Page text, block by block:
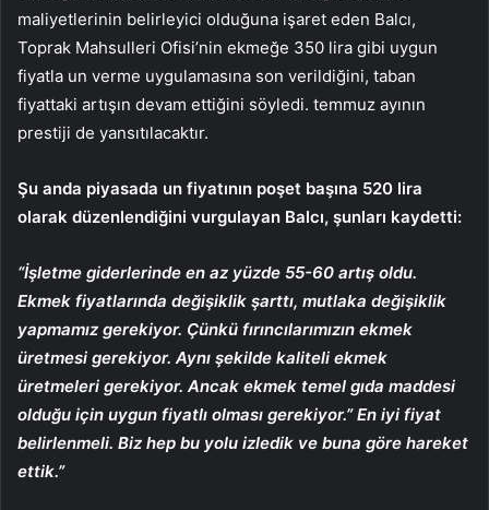
maliyetlerinin belirleyici olduğuna işaret eden Balcı,
Toprak Mahsulleri Ofisi’nin ekmeğe 350 lira gibi uygun
fiyatla un verme uygulamasına son verildiğini, taban
fiyattaki artışın devam ettiğini söyledi. temmuz ayının
prestiji de yansıtılacaktır.
Şu anda piyasada un fiyatının poşet başına 520 lira
olarak düzenlendiğini vurgulayan Balcı, şunları kaydetti:
“İşletme giderlerinde en az yüzde 55-60 artış oldu.
Ekmek fiyatlarında değişiklik şarttı, mutlaka değişiklik
yapmamız gerekiyor. Çünkü fırıncılarımızın ekmek
üretmesi gerekiyor. Aynı şekilde kaliteli ekmek
üretmeleri gerekiyor. Ancak ekmek temel gıda maddesi
olduğu için uygun fiyatlı olması gerekiyor.” En iyi fiyat
belirlenmeli. Biz hep bu yolu izledik ve buna göre hareket
ettik.”